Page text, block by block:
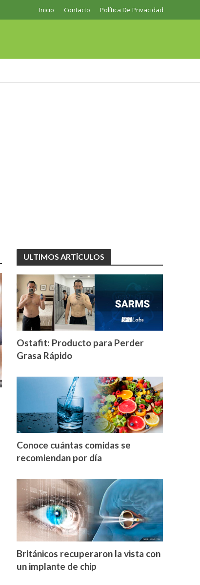
Inicio Contacto Política De Privacidad
ULTIMOS ARTÍCULOS
Ostafit: Producto para Perder
Grasa Rápido
Conoce cuántas comidas se
recomiendan por día
Británicos recuperaron la vista con
un implante de chip